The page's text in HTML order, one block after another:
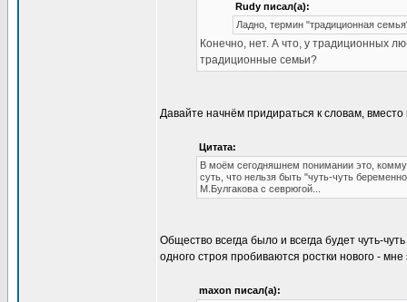
Rudy писал(а):
Ладно, термин "традиционная
Конечно, нет. А что, у традиционных
традиционные семьи?
Давайте начнём придираться к словам, вместо
Цитата:
В моём сегодняшнем понимании это,
суть, что нельзя быть "чуть-чуть
М.Булгакова с севрюгой...
Общество всегда было и всегда будет чуть-
одного строя пробиваются ростки нового -
maxon писал(а):